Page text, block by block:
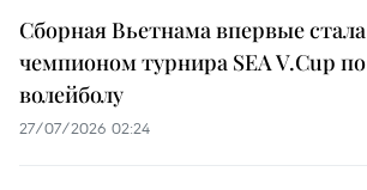
Сборная Вьетнама впервые стала
чемпионом турнира SEA V.Cup по
волейболу
27/07/2026 02:24